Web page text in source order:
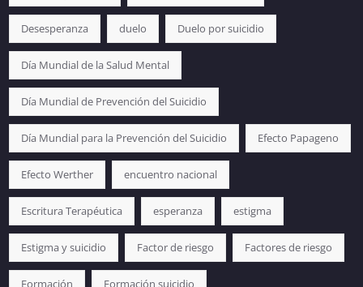
Desesperanza duelo Duelo por suicidio
Día Mundial de la Salud Mental
Día Mundial de Prevención del Suicidio
Día Mundial para la Prevención del Suicidio Efecto Papageno
Efecto Werther encuentro nacional
Escritura Terapéutica esperanza estigma
Estigma y suicidio Factor de riesgo Factores de riesgo
Formación Formación suicidio